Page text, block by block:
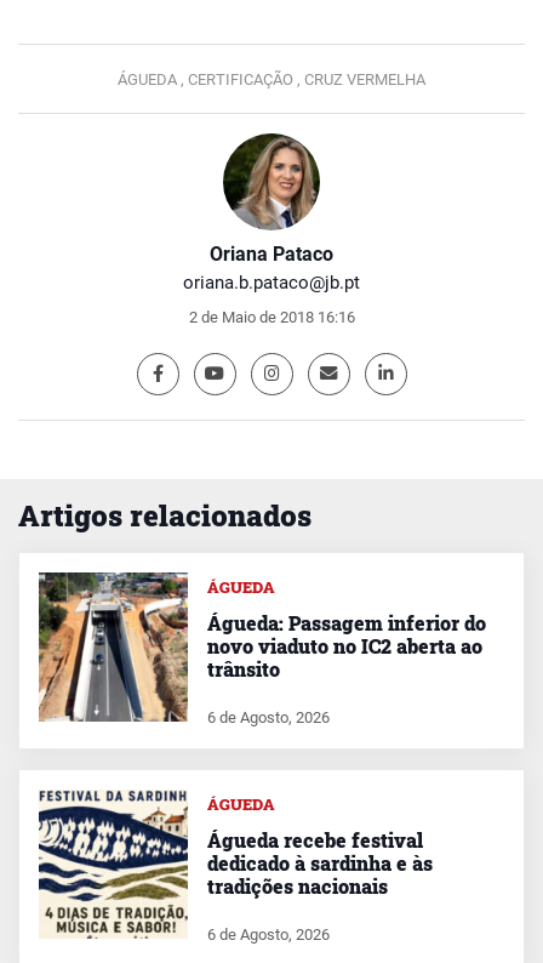
Oriana Pataco
oriana.b.pataco@jb.pt
2 de Maio de 2018 16:16
ÁGUEDA , CERTIFICAÇÃO , CRUZ VERMELHA
Artigos relacionados
ÁGUEDA
Águeda: Passagem inferior do
novo viaduto no IC2 aberta ao
trânsito
6 de Agosto, 2026
ÁGUEDA
Águeda recebe festival
dedicado à sardinha e às
tradições nacionais
6 de Agosto, 2026